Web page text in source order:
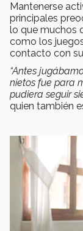
Mantenerse
principales
lo que muchos
como los
contacto con
“Antes
nietos fue para
pudiera seguir
quien también